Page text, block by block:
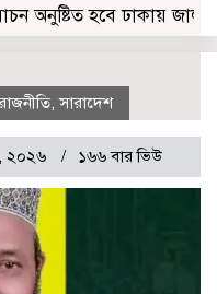
হ‌বে ঢাকায়
,সারাদেশ
২০২৬ ১৬৬ বার ভিউ